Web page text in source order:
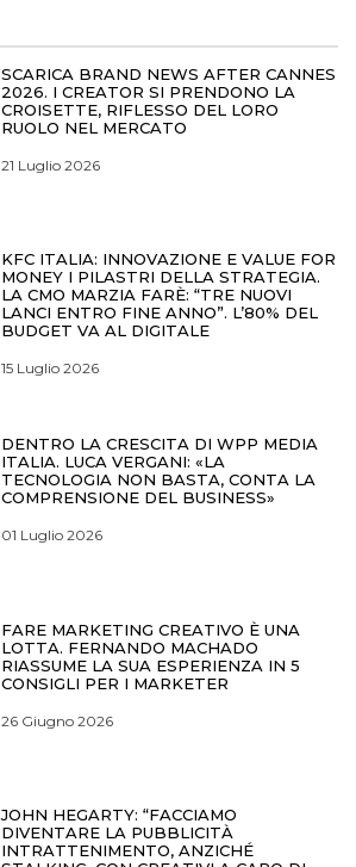
SCARICA BRAND NEWS AFTER CANNES
2026. I CREATOR SI PRENDONO LA
CROISETTE, RIFLESSO DEL LORO
RUOLO NEL MERCATO
21 Luglio 2026
KFC ITALIA: INNOVAZIONE E VALUE FOR
MONEY I PILASTRI DELLA STRATEGIA.
LA CMO MARZIA FARÈ: “TRE NUOVI
LANCI ENTRO FINE ANNO”. L’80% DEL
BUDGET VA AL DIGITALE
15 Luglio 2026
DENTRO LA CRESCITA DI WPP MEDIA
ITALIA. LUCA VERGANI: «LA
TECNOLOGIA NON BASTA, CONTA LA
COMPRENSIONE DEL BUSINESS»
01 Luglio 2026
FARE MARKETING CREATIVO È UNA
LOTTA. FERNANDO MACHADO
RIASSUME LA SUA ESPERIENZA IN 5
CONSIGLI PER I MARKETER
26 Giugno 2026
JOHN HEGARTY: “FACCIAMO
DIVENTARE LA PUBBLICITÀ
INTRATTENIMENTO, ANZICHÉ